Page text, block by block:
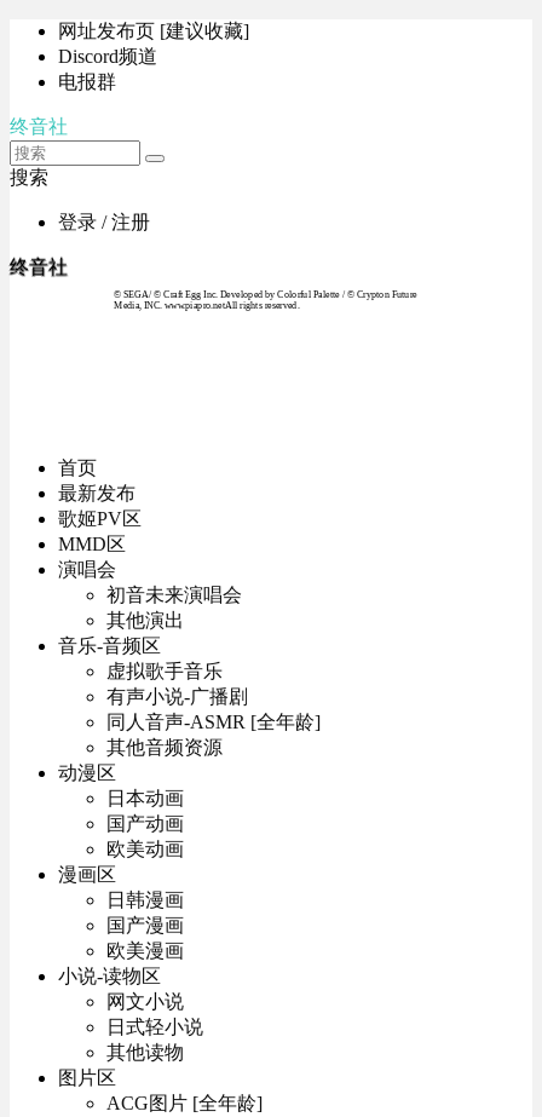
网址发布页 [建议收藏]
Discord频道
电报群
终音社
搜索
登录 / 注册
终音社
© SEGA / © Craft Egg Inc. Developed by Colorful Palette / © Crypton Future
Media, INC. www.piapro.netAll rights reserved.
首页
最新发布
歌姬PV区
MMD区
演唱会
初音未来演唱会
其他演出
音乐-音频区
虚拟歌手音乐
有声小说-广播剧
同人音声-ASMR [全年龄]
其他音频资源
动漫区
日本动画
国产动画
欧美动画
漫画区
日韩漫画
国产漫画
欧美漫画
小说-读物区
网文小说
日式轻小说
其他读物
图片区
ACG图片 [全年龄]